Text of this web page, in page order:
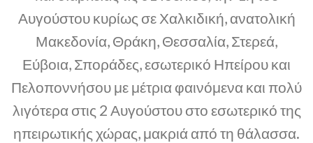
Αυγούστου κυρίως σε Χαλκιδική, ανατολική
Μακεδονία, Θράκη, Θεσσαλία, Στερεά,
Εύβοια, Σποράδες, εσωτερικό Ηπείρου και
Πελοποννήσου με μέτρια φαινόμενα και πολύ
λιγότερα στις 2 Αυγούστου στο εσωτερικό της
ηπειρωτικής χώρας, μακριά από τη θάλασσα.